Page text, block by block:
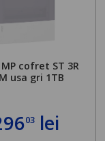
MP cofret ST 3R
usa gri 1TB
03 lei